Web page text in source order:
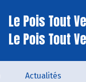
Le Pois Tout
Le Pois Tout
Actualités